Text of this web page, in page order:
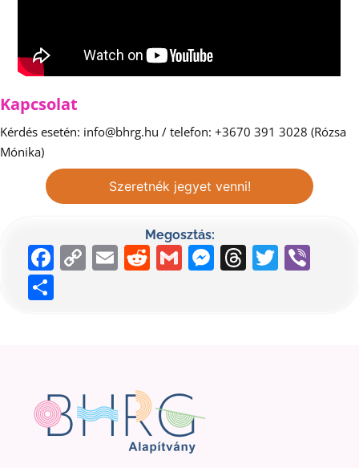
Kapcsolat
Kérdés esetén: info@bhrg.hu / telefon: +3670 391 3028 (Rózsa
Mónika)
Szeretnék jegyet venni!
Megosztás:
Facebook
CopyEmailReddit
GmailMessenger
Threads